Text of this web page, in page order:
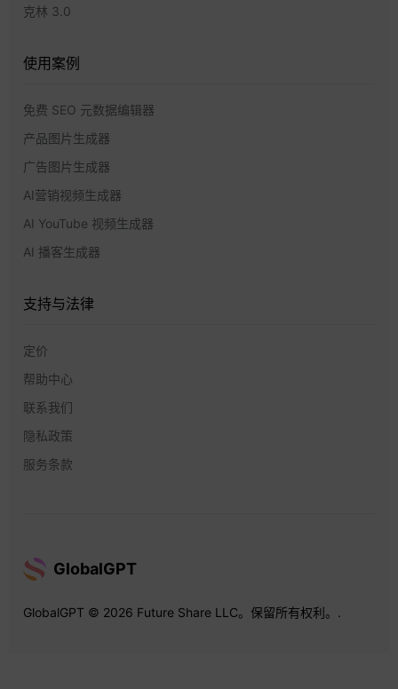
克林 3.0
使用案例
免费 SEO 元数据编辑器
产品图片生成器
广告图片生成器
AI营销视频生成器
AI YouTube 视频生成器
AI 播客生成器
支持与法律
定价
帮助中心
联系我们
隐私政策
服务条款
GlobalGPT
GlobalGPT © 2026 Future Share LLC。保留所有权利。.